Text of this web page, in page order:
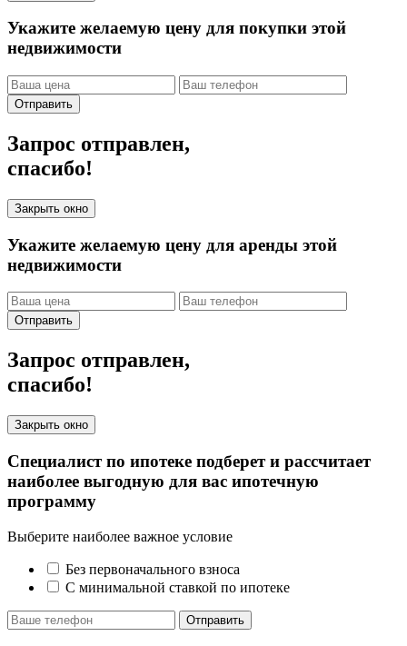
Укажите желаемую цену для покупки этой
недвижимости
Отправить
Запрос отправлен,
спасибо!
Закрыть окно
Укажите желаемую цену для аренды этой
недвижимости
Отправить
Запрос отправлен,
спасибо!
Закрыть окно
Специалист по ипотеке подберет и рассчитает
наиболее выгодную для вас ипотечную
программу
Выберите наиболее важное условие
Без первоначального взноса
С минимальной ставкой по ипотеке
Отправить